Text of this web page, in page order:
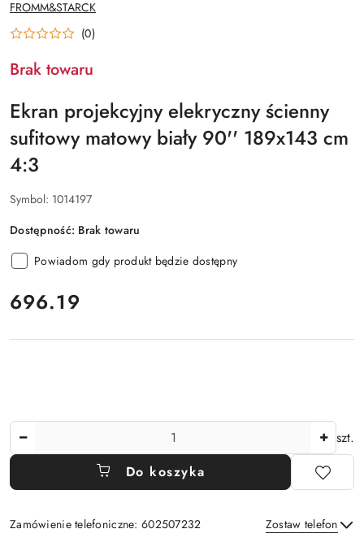
PRODUCENTA:
FROMM&STARCK
(0)
Brak towaru
Ekran projekcyjny elekryczny ścienny
sufitowy matowy biały 90'' 189x143 cm
4:3
Symbol: 1014197
Dostępność: Brak towaru
Powiadom gdy produkt będzie dostępny
cena:
696.19
szt.
Do koszyka
Zamówienie telefoniczne: 602507232 Zostaw telefon